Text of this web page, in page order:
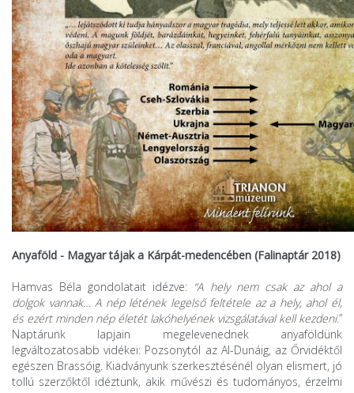
Anyaföld - Magyar tájak a Kárpát-medencében (Falinaptár 2018)
Hamvas Béla gondolatait idézve: “A hely nem csak az ahol a
dolgok vannak… A nép létének legelső feltétele az a hely, ahol él,
és ezért minden nép életét lakóhelyének vizsgálatával kell kezdeni.”
Naptárunk lapjain megelevenednek anyaföldünk
legváltozatosabb vidékei: Pozsonytól az Al-Dunáig, az Őrvidéktől
egészen Brassóig. Kiadványunk szerkesztésénél olyan elismert, jó
tollú szerzőktől idéztünk, akik művészi és tudományos, érzelmi